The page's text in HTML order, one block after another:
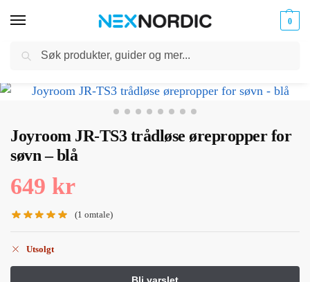
0
til
Kabler
Joyroom JR-TS3 trådløse ørepropper for
søvn – blå
649 kr
(1 omtale)
Utsolgt